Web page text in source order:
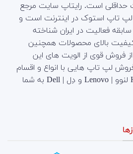
حداقلی است. رایتاپ سایت مرجع
تاپ استوک در اینترنت است و
بیش از 10 سال سابقه فعالیت در ایران شناخته
بالای محصولات همچنین
فروش قوی از الویت های این
فروش لپ تاپ هایی با انواع و اقسام
برندهایی نظیر اچ پی | HP لنوو | Lenovo و دِل | Dell به شما